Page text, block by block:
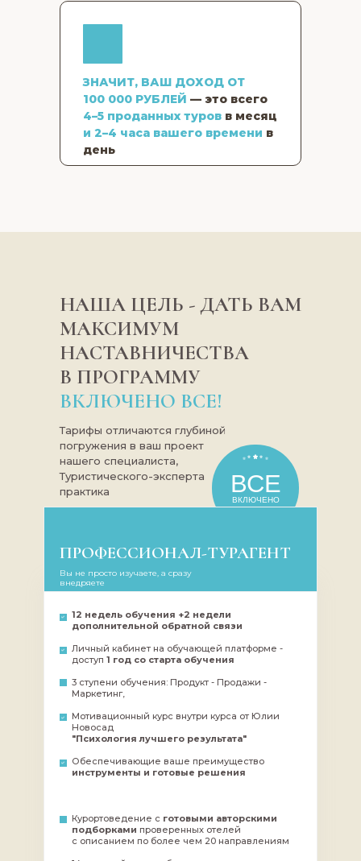
ЗНАЧИТ, ВАШ ДОХОД ОТ
100 000 РУБЛЕЙ — это всего
4–5 проданных туров в месяц
и 2–4 часа вашего времени в
день
Вы не просто изучаете, а сразу
внедряете
ПРОФЕССИОНАЛ-ТУРАГЕНТ
НАША ЦЕЛЬ - ДАТЬ ВАМ
МАКСИМУМ
НАСТАВНИЧЕСТВА
В ПРОГРАММУ
ВКЛЮЧЕНО ВСЕ!
Тарифы отличаются глубиной
погружения в ваш проект
нашего специалиста,
Туристического-эксперта
практика
12 недель обучения +2 недели
дополнительной обратной связи
Личный кабинет на обучающей платформе -
доступ 1 год со старта обучения
3 ступени обучения: Продукт - Продажи -
Маркетинг,
Мотивационный курс внутри курса от Юлии
Новосад
"Психология лучшего результата"
Обеспечивающие ваше преимущество
инструменты и готовые решения
Курортоведение с готовыми авторскими
подборками проверенных отелей
с описанием по более чем 20 направлениям
ВСЕ
ВКЛЮЧЕНО
КАКОЙ РЕЗУЛЬТАТ
РАЗВИВАТЬ
(КАК ОТКРЫВ СВОЕ
ОТКРЫТИЯ (ЭКСКЛЮЗИВ
И ВЫПУСКНИКОВ КУРСА))
Работать в онлайн или в офисе
вы хотите) у наших выпускников и
которое выберете вы сами. Границ
нет - вы можете, например, жить
зимовать в Турции и работать
менеджером в Российском
турагентстве.Работодатель дает
вам клиентов и платит в
забронированным вами турам
Кому-то достаточно